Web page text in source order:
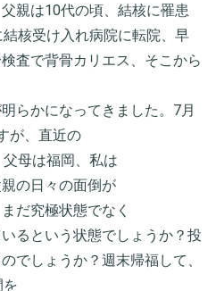
親は10代の頃、結核に罹患
核受け入れ病院に転院、早
査で背骨カリエス、そこから
らかになってきました。7月
が、直近の
母は福岡、私は
の日々の面倒が
だ究極状態でなく
るという状態でしょうか？投
でしょうか？週末帰福して、